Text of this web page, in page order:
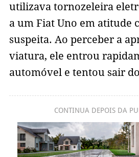
utilizava tornozeleira
a um Fiat Uno em atitude
suspeita. Ao perceber a
viatura, ele entrou
automóvel e tentou sair
CONTINUA DEPOIS DA